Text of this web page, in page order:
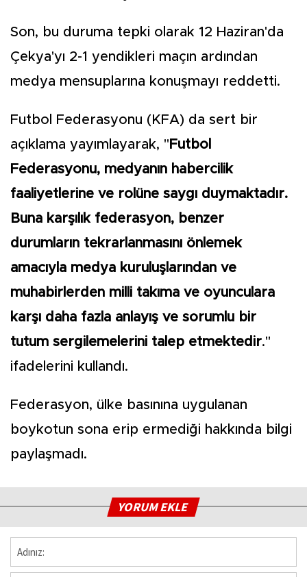
Son, bu duruma tepki olarak 12 Haziran'da
Çekya'yı 2-1 yendikleri maçın ardından
medya mensuplarına konuşmayı reddetti.
Futbol Federasyonu (KFA) da sert bir
açıklama yayımlayarak, " Futbol
Federasyonu, medyanın habercilik
faaliyetlerine ve rolüne saygı duymaktadır.
Buna karşılık federasyon, benzer
durumların tekrarlanmasını önlemek
amacıyla medya kuruluşlarından ve
muhabirlerden milli takıma ve oyunculara
karşı daha fazla anlayış ve sorumlu bir
tutum sergilemelerini talep etmektedir."
ifadelerini kullandı.
Federasyon, ülke basınına uygulanan
boykotun sona erip ermediği hakkında bilgi
paylaşmadı.
YORUM EKLE